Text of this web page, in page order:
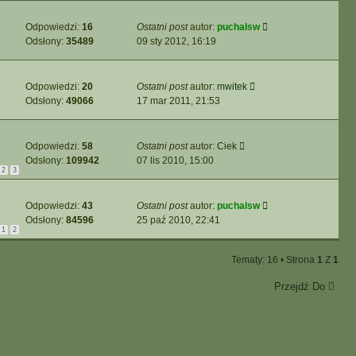
Odpowiedzi: 16
Odsłony: 35489
Ostatni postautor: puchalsw
09 sty 2012, 16:19
Odpowiedzi: 20
Odsłony: 49066
Ostatni postautor: mwitek
17 mar 2011, 21:53
2 3
Odpowiedzi: 58
Odsłony: 109942
Ostatni postautor: Ciek
07 lis 2010, 15:00
1 2
Odpowiedzi: 43
Odsłony: 84596
Ostatni postautor: puchalsw
25 paź 2010, 22:41
Tematy: 16 • Strona 1 Z 1
Przejdź Do